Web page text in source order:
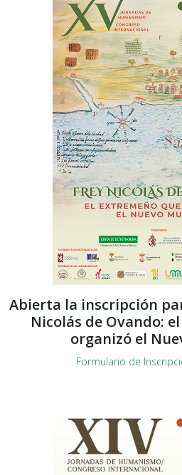
Abierta la inscripción
Nicolás de Ovando:
organizó el
Formulario de